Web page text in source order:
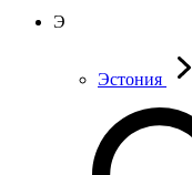
Э
Эстония